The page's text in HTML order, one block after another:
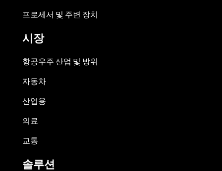
프로세서 및 주변 장치
시장
항공우주 산업 및 방위
자동차
산업용
의료
교통
솔루션